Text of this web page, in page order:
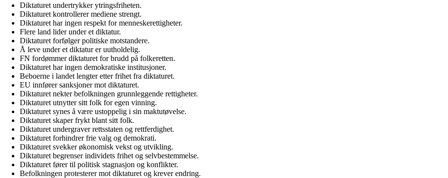
Diktaturet undertrykker ytringsfriheten.
Diktaturet kontrollerer mediene strengt.
Diktaturet har ingen respekt for menneskerettigheter.
Flere land lider under et diktatur.
Diktaturet forfølger politiske motstandere.
Å leve under et diktatur er uutholdelig.
FN fordømmer diktaturet for brudd på folkeretten.
Diktaturet har ingen demokratiske institusjoner.
Beboerne i landet lengter etter frihet fra diktaturet.
EU innfører sanksjoner mot diktaturet.
Diktaturet nekter befolkningen grunnleggende rettigheter.
Diktaturet utnytter sitt folk for egen vinning.
Diktaturet synes å være ustoppelig i sin maktutøvelse.
Diktaturet skaper frykt blant sitt folk.
Diktaturet undergraver rettsstaten og rettferdighet.
Diktaturet forhindrer frie valg og demokrati.
Diktaturet svekker økonomisk vekst og utvikling.
Diktaturet begrenser individets frihet og selvbestemmelse.
Diktaturet fører til politisk stagnasjon og konflikter.
Befolkningen protesterer mot diktaturet og krever endring.